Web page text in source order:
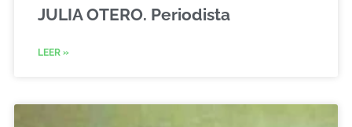
JULIA OTERO. Periodista
LEER »